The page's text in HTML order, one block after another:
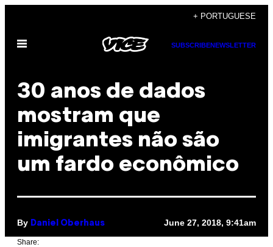
content
+ PORTUGUESE
Open
SUBSCRIBENEWSLETTER
30 anos de dados
mostram que
imigrantes não são
um fardo econômico
By Daniel Oberhaus June 27, 2018, 9:41am
Share: